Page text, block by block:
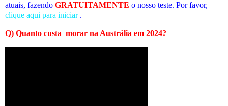
atuais, fazendo GRATUITAMENTE o nosso teste. Por favor,
clique aqui para iniciar .
Q) Quanto custa morar na Austrália em 2024?